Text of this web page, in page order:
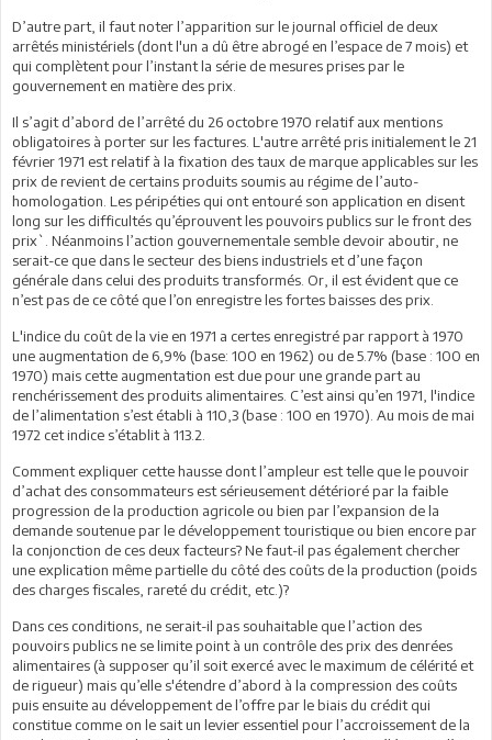
D’autre part, il faut noter l’apparition sur le journal officiel de deux
arrêtés ministériels (dont l'un a dû être abrogé en l’espace de 7 mois) et
qui complètent pour l’instant la série de mesures prises par le
gouvernement en matière des prix.
Il s’agit d’abord de l’arrêté du 26 octobre 1970 relatif aux mentions
obligatoires à porter sur les factures. L'autre arrêté pris initialement le 21
février 1971 est relatif à la fixation des taux de marque applicables sur les
prix de revient de certains produits soumis au régime de l’auto-
homologation. Les péripéties qui ont entouré son application en disent
long sur les difficultés qu’éprouvent les pouvoirs publics sur le front des
prix`. Néanmoins l’action gouvernementale semble devoir aboutir, ne
serait-ce que dans le secteur des biens industriels et d’une façon
générale dans celui des produits transformés. Or, il est évident que ce
n’est pas de ce côté que l’on enregistre les fortes baisses des prix.
L'indice du coût de la vie en 1971 a certes enregistré par rapport à 1970
une augmentation de 6,9% (base: 100 en 1962) ou de 5.7% (base : 100 en
1970) mais cette augmentation est due pour une grande part au
renchérissement des produits alimentaires. C’est ainsi qu’en 1971, l'indice
de l’alimentation s’est établi à 110,3 (base : 100 en 1970). Au mois de mai
1972 cet indice s’établit à 113.2.
Comment expliquer cette hausse dont l’ampleur est telle que le pouvoir
d’achat des consommateurs est sérieusement détérioré par la faible
progression de la production agricole ou bien par l’expansion de la
demande soutenue par le développement touristique ou bien encore par
la conjonction de ces deux facteurs? Ne faut-il pas également chercher
une explication même partielle du côté des coûts de la production (poids
des charges fiscales, rareté du crédit, etc.)?
Dans ces conditions, ne serait-il pas souhaitable que l’action des
pouvoirs publics ne se limite point à un contrôle des prix des denrées
alimentaires (à supposer qu’il soit exercé avec le maximum de célérité et
de rigueur) mais qu’elle s'étendre d’abord à la compression des coûts
puis ensuite au développement de l’offre par le biais du crédit qui
constitue comme on le sait un levier essentiel pour l’accroissement de la